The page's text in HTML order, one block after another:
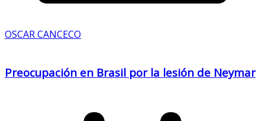
OSCAR CANCECO
Preocupación en Brasil por la lesión de Neymar